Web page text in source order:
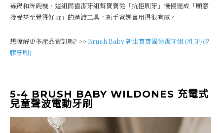
毒鍋和洗碗機，這組固齒潔牙組幫寶寶從「抗拒刷牙」慢慢變成「願意
接受甚至覺得好玩」的過渡工具，新手爸媽會用得很有感。
想瞭解更多產品資訊嗎? >> Brush Baby 新生寶寶固齒潔牙組 (乳牙/矽
膠牙刷)
5-4 BRUSH BABY WILDONES 充電式
兒童聲波電動牙刷